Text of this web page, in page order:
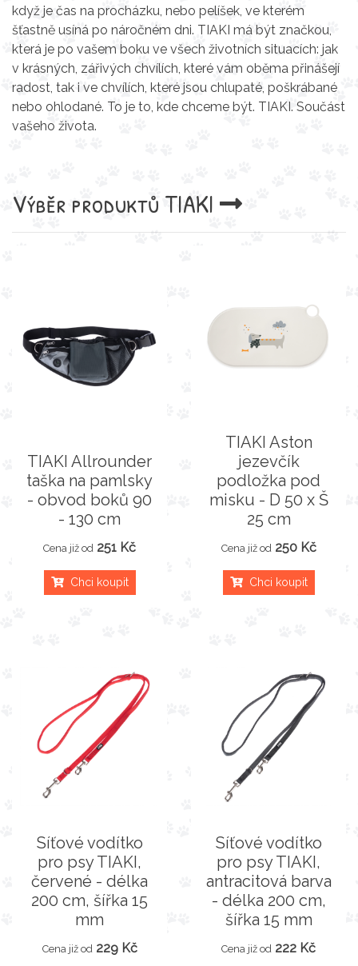
když je čas na procházku, nebo pelíšek, ve kterém
šťastně usíná po náročném dni. TIAKI má být značkou,
která je po vašem boku ve všech životních situacích: jak
v krásných, zářivých chvílích, které vám oběma přinášejí
radost, tak i ve chvílích, které jsou chlupaté, poškrábané
nebo ohlodané. To je to, kde chceme být. TIAKI. Součást
vašeho života.
Výběr produktů TIAKI
TIAKI Allrounder
taška na pamlsky
- obvod boků 90
- 130 cm
Cena již od 251 Kč
Chci koupit
TIAKI Aston
jezevčík
podložka pod
misku - D 50 x Š
25 cm
Cena již od 250 Kč
Chci koupit
Síťové vodítko
pro psy TIAKI,
červené - délka
200 cm, šířka 15
mm
Cena již od 229 Kč
Síťové vodítko
pro psy TIAKI,
antracitová barva
- délka 200 cm,
šířka 15 mm
Cena již od 222 Kč